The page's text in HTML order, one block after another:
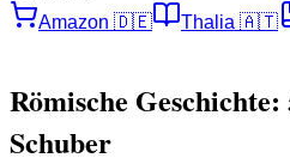
Amazon 🇩🇪 Thalia 🇦🇹
Römische
Schuber